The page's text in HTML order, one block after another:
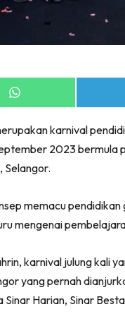
Share
on
karnival
2023 bermula
Selangor.
memacu
mengenai
karnival julung kali
yang pernah
Harian, Sinar